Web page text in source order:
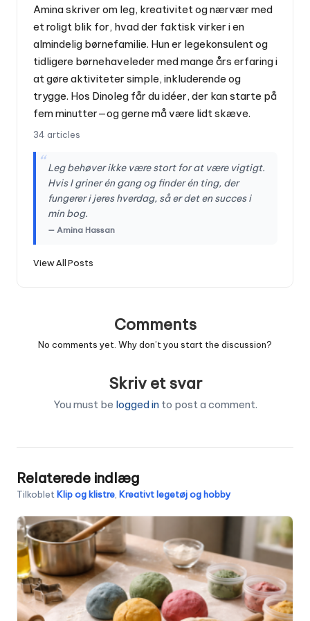
Amina skriver om leg, kreativitet og nærvær med
et roligt blik for, hvad der faktisk virker i en
almindelig børnefamilie. Hun er legekonsulent og
tidligere børnehaveleder med mange års erfaring i
at gøre aktiviteter simple, inkluderende og
trygge. Hos Dinoleg får du idéer, der kan starte på
fem minutter—og gerne må være lidt skæve.
34 articles
“ Leg behøver ikke være stort for at være vigtigt.
Hvis I griner én gang og finder én ting, der
fungerer i jeres hverdag, så er det en succes i
min bog.
— Amina Hassan
View All Posts
Comments
No comments yet. Why don’t you start the discussion?
Skriv et svar
You must be logged into post a comment.
Relaterede indlæg
Tilkoblet Klip og klistre Kreativt legetøj og hobby